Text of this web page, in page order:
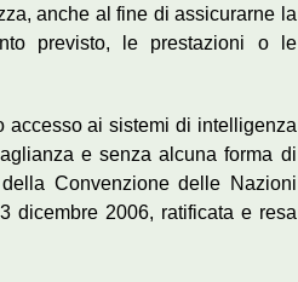
anche al fine di assicurarne la
previsto, le prestazioni o le
accesso ai sistemi di intelligenza
e senza alcuna forma di
Convenzione delle Nazioni
dicembre 2006, ratificata e resa